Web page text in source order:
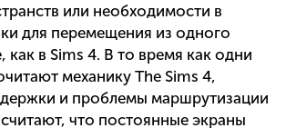
или необходимости в
для перемещения из одного
как в Sims 4. В то время как одни
механику The Sims 4,
и проблемы маршрутизации
что постоянные экраны